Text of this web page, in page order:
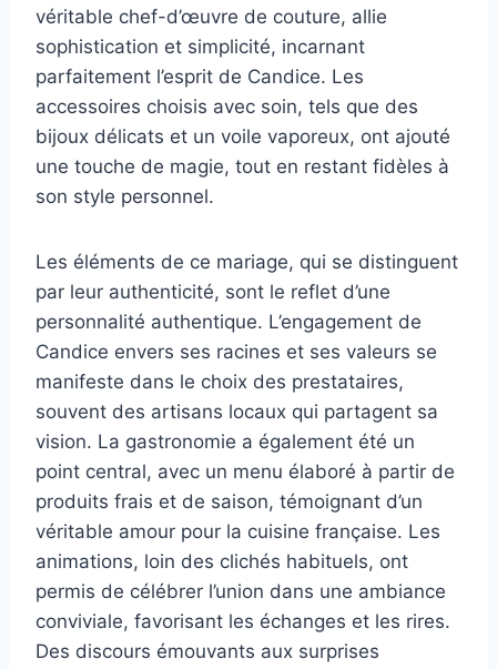
véritable chef-d’œuvre de couture, allie
sophistication et simplicité, incarnant
parfaitement l’esprit de Candice. Les
accessoires choisis avec soin, tels que des
bijoux délicats et un voile vaporeux, ont ajouté
une touche de magie, tout en restant fidèles à
son style personnel.
Les éléments de ce mariage, qui se distinguent
par leur authenticité, sont le reflet d’une
personnalité authentique. L’engagement de
Candice envers ses racines et ses valeurs se
manifeste dans le choix des prestataires,
souvent des artisans locaux qui partagent sa
vision. La gastronomie a également été un
point central, avec un menu élaboré à partir de
produits frais et de saison, témoignant d’un
véritable amour pour la cuisine française. Les
animations, loin des clichés habituels, ont
permis de célébrer l’union dans une ambiance
conviviale, favorisant les échanges et les rires.
Des discours émouvants aux surprises